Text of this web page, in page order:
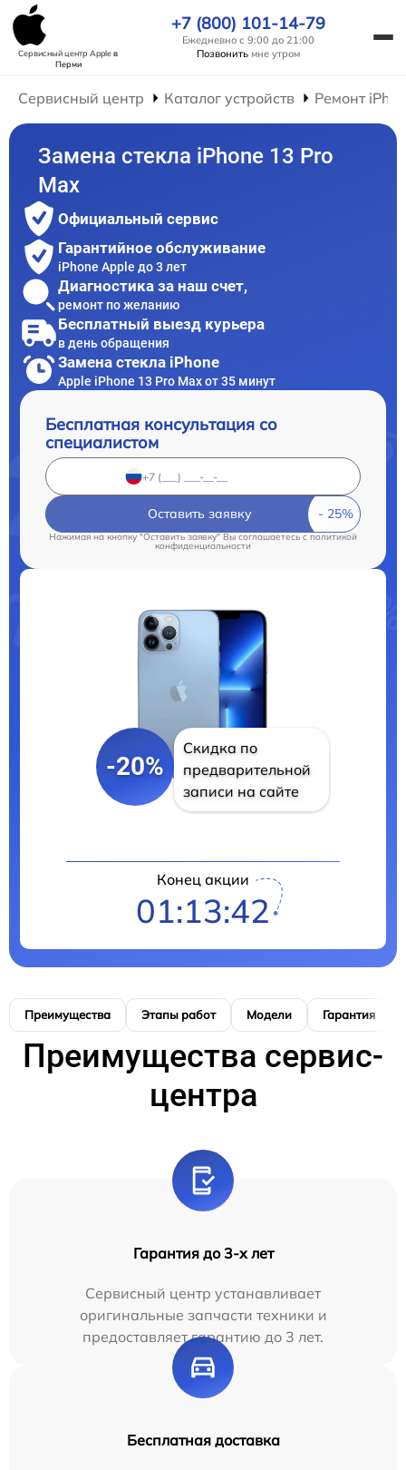
Сервисный центр Appleв
Перми
+7 (800) 101-14-79
Ежедневно с 9:00 до 21:00
Позвонить мне утром
Сервисный центр Каталог устройств Ремонт
Замена стекла iPhone 13 Pro
Max
Официальный сервис
Гарантийное обслуживание
iPhone Apple до 3 лет
Диагностика за наш счет,
ремонт по желанию
Бесплатный выезд курьера
в день обращения
Замена стекла iPhone
Apple iPhone 13 Pro Max от 35 минут
Бесплатная консультация со
специалистом
Оставить заявку
Нажимая на кнопку "Оставить заявку" Вы соглашаетесь cполитикой
конфиденциальности
-20%
Скидка по
предварительной
записи на сайте
Конец акции
01:13:41
Преимущества Этапы работ Модели Гарантия
Преимущества сервис-
центра
Гарантия до 3-х лет
Сервисный центр устанавливает
оригинальные запчасти техники и
предоставляет гарантию до 3 лет.
Бесплатная доставка